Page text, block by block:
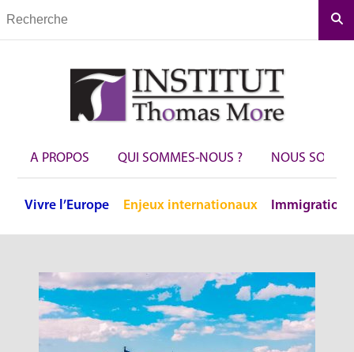
A PROPOS QUI SOMMES-NOUS ? NOUS
Vivre l’Europe Enjeux internationaux Immigration